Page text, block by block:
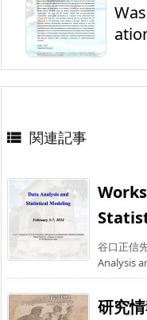
 関連記事
谷口正信
Analysis
研究